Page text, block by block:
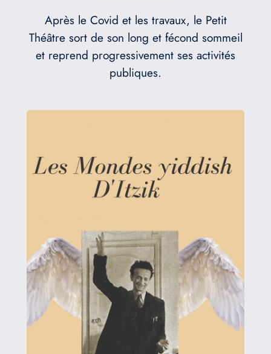
Après le Covid et les travaux, le Petit
Théâtre sort de son long et fécond sommeil
et reprend progressivement ses activités
publiques.